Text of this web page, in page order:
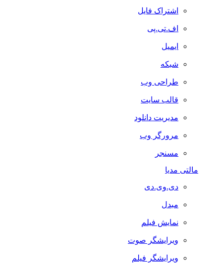
اشتراک فایل
اف.تی.پی
ایمیل
شبکه
طراحی وب
قالب سایت
مدیریت دانلود
مرورگر وب
مسنجر
مالتی مدیا
دی.وی.دی
مبدل
نمایش فیلم
ویرایشگر صوت
ویرایشگر فیلم